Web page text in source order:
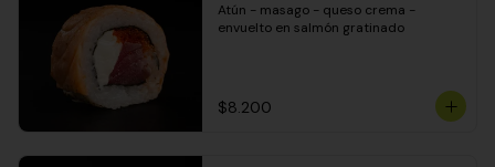
Atún - masago - queso crema -
envuelto en salmón gratinado
$8.200